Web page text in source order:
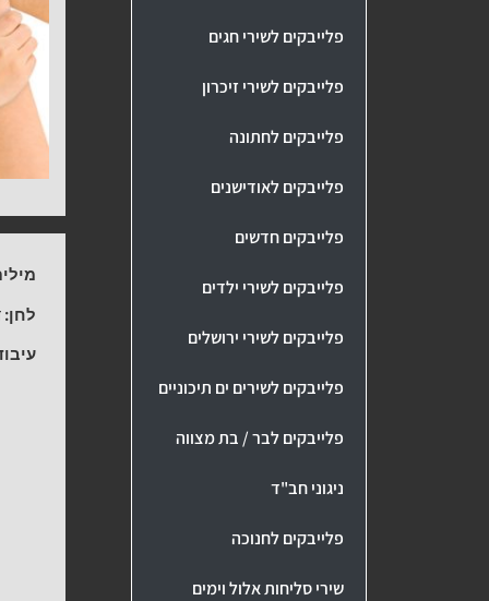
פלייבקים לשירי חגים
פלייבקים לשירי זיכרון
פלייבקים לחתונה
פלייבקים לאודישנים
פלייבקים חדשים
פלייבקים לשירי ילדים
פלייבקים לשירי ירושלים
פלייבקים לשירים ים תיכוניים
פלייבקים לבר / בת מצווה
ניגוני חב"ד
פלייבקים לחנוכה
שירי סליחות אלול וימים
לחן: